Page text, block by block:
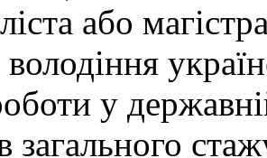
або
володіння
у
загального